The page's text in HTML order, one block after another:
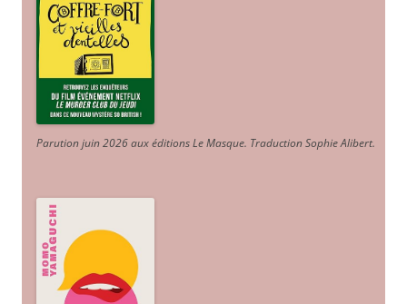
Parution juin 2026 aux éditions Le Masque. Traduction Sophie Alibert.